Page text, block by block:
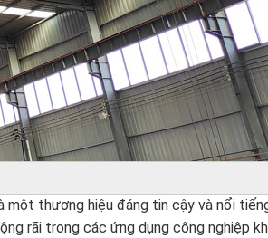
một thương hiệu đáng tin cậy và nổi
rãi trong các ứng dụng công nghiệp